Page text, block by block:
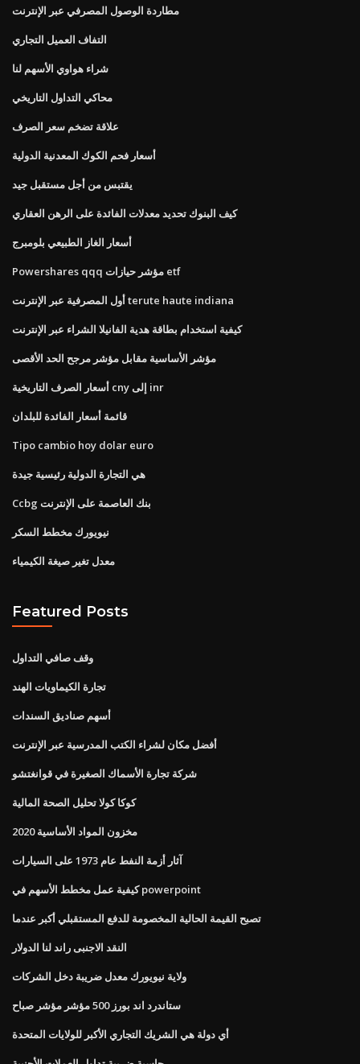
مطاردة الوصول المصرفي عبر الإنترنت
التفاف العميل التجاري
شراء هواوي الأسهم لنا
محاكي التداول التاريخي
علاقة تضخم سعر الصرف
أسعار فحم الكوك المعدنية الدولية
يقتبس من أجل مستقبل جيد
كيف البنوك تحديد معدلات الفائدة على الرهن العقاري
أسعار الغاز الطبيعي بلومبرج
Powershares qqq مؤشر حيازات etf
أول المصرفية عبر الإنترنت terute haute indiana
كيفية استخدام بطاقة هدية الفانيلا الشراء عبر الإنترنت
مؤشر الأساسية مقابل مؤشر مرجح الحد الأقصى
أسعار الصرف التاريخية cny إلى inr
قائمة أسعار الفائدة للبلدان
Tipo cambio hoy dolar euro
هي التجارة الدولية رئيسية جيدة
Ccbg بنك العاصمة على الإنترنت
نيويورك مخطط السكر
معدل تغير صيغة الكيمياء
Featured Posts
وقف صافي التداول
تجارة الكيماويات الهند
أسهم صناديق السندات
أفضل مكان لشراء الكتب المدرسية عبر الإنترنت
شركة تجارة الأسماك الصغيرة في قوانغتشو
كوكا كولا تحليل الصحة المالية
مخزون المواد الأساسية 2020
آثار أزمة النفط عام 1973 على السيارات
كيفية عمل مخطط الأسهم في powerpoint
تصبح القيمة الحالية المخصومة للدفع المستقبلي أكبر عندما
النقد الاجنبى راند لنا الدولار
ولاية نيويورك معدل ضريبة دخل الشركات
ستاندرد اند بورز 500 مؤشر مؤشر صباح
أي دولة هي الشريك التجاري الأكبر للولايات المتحدة